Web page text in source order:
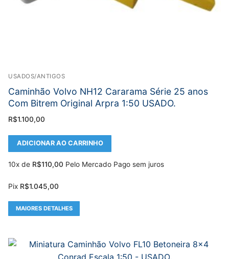
USADOS/ANTIGOS
Caminhão Volvo NH12 Cararama Série 25 anos
Com Bitrem Original Arpra 1:50 USADO.
R$1.100,00
ADICIONAR AO CARRINHO
10x de R$110,00 Pelo Mercado Pago sem juros
Pix R$1.045,00
MAIORES DETALHES